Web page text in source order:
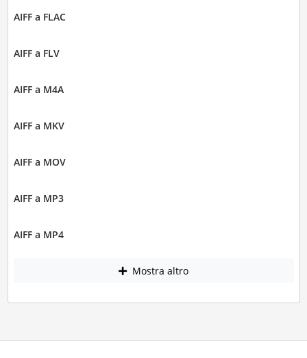
AIFF a FLAC
AIFF a FLV
AIFF a M4A
AIFF a MKV
AIFF a MOV
AIFF a MP3
AIFF a MP4
Mostra altro